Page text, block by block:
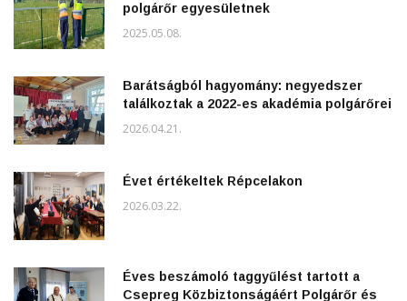
polgárőr egyesületnek
2025.05.08.
Barátságból hagyomány: negyedszer
találkoztak a 2022-es akadémia polgárőrei
2026.04.21.
Évet értékeltek Répcelakon
2026.03.22.
Éves beszámoló taggyűlést tartott a
Csepreg Közbiztonságáért Polgárőr és